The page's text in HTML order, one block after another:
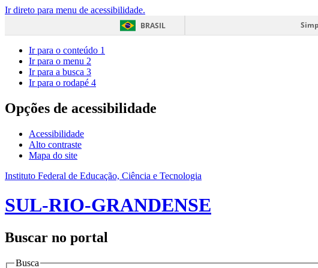
Ir direto para menu de acessibilidade.
BRASIL
Ir para o conteúdo 1
Ir para o menu 2
Ir para a busca 3
Ir para o rodapé 4
Opções de acessibilidade
Acessibilidade
Alto contraste
Mapa do site
Instituto Federal de Educação, Ciência e Tecnologia
SUL-RIO-GRANDENSE
Buscar no portal
Busca